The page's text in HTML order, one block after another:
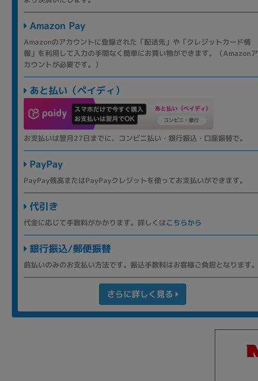
Amazon Pay
Amazonのアカウントに登録された「配送先」や「クレジットカード情
報」を利用して入力の手間なく簡単にお買い物ができます。（Amazonア
カウントが必要です。）
あと払い（ペイディ）
お支払いは翌月27日までに、コンビニ払い・銀行振込・口座振替で。
PayPay
PayPay残高またはPayPayクレジットを使ってお支払いができます。
代引き
代金に応じて手数料がかかります。詳しくはこちらから
銀行振込/郵便振替
前払いのみのお支払い方法です。振込手数料はお客様ご負担となります。
さらに詳しく見る